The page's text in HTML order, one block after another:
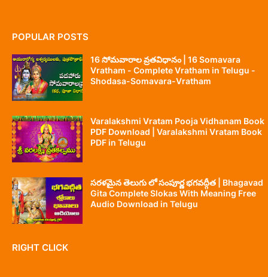
POPULAR POSTS
16 సోమవారాల వ్రతవిధానం | 16 Somavara
Vratham - Complete Vratham in Telugu -
Shodasa-Somavara-Vratham
Varalakshmi Vratam Pooja Vidhanam Book
PDF Download | Varalakshmi Vratam Book
PDF in Telugu
సరళమైన తెలుగు లో సంపూర్ణ భగవద్గీత | Bhagavad
Gita Complete Slokas With Meaning Free
Audio Download in Telugu
RIGHT CLICK